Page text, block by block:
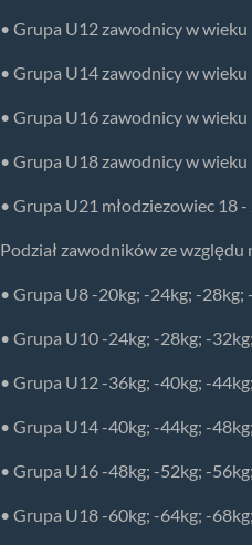
• Grupa U12 zawodnicy w
• Grupa U14 zawodnicy w
• Grupa U16 zawodnicy w
• Grupa U18 zawodnicy w
• Grupa U21 młodziezowiec 18
Podział zawodników ze względu
• Grupa U8 -20kg; -24kg; -
• Grupa U10 -24kg; -28kg; -
• Grupa U12 -36kg; -40kg; -
• Grupa U14 -40kg; -44kg; -
• Grupa U16 -48kg; -52kg; -
• Grupa U18 -60kg; -64kg; -